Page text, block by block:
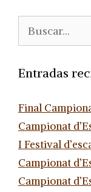
Entradas
Final
Campionat
I Festival
Campionat
Campionat